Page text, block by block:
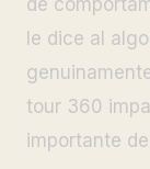
le dice al
tour 360
importante